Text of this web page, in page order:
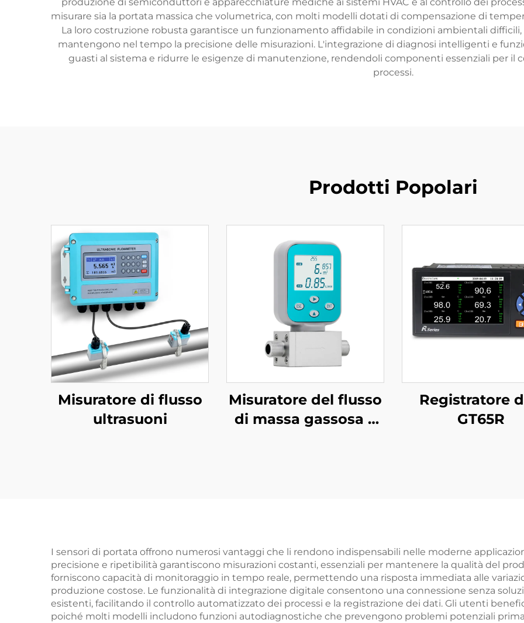
misurare sia la portata massica che volumetrica, con molti modelli dotati di compensazione di
La loro costruzione robusta garantisce un funzionamento affidabile in condizioni ambientali
mantengono nel tempo la precisione delle misurazioni. L'integrazione di diagnosi intelligenti e
guasti al sistema e ridurre le esigenze di manutenzione, rendendoli componenti essenziali per il
processi.
Prodotti Popolari
Misuratore di flusso
ultrasuoni
Misuratore del flusso
di massa gassosa a
Registratore
GT65R
I sensori di portata offrono numerosi vantaggi che li rendono indispensabili nelle moderne
precisione e ripetibilità garantiscono misurazioni costanti, essenziali per mantenere la qualità del
forniscono capacità di monitoraggio in tempo reale, permettendo una risposta immediata alle
produzione costose. Le funzionalità di integrazione digitale consentono una connessione senza
esistenti, facilitando il controllo automatizzato dei processi e la registrazione dei dati. Gli utenti
poiché molti modelli includono funzioni autodiagnostiche che prevengono problemi potenziali